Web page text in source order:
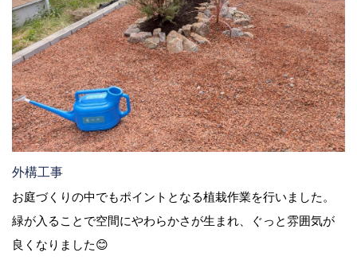
外構工事
お庭づくりの中でもポイントとなる植栽作業を行いました。
緑が入ることで空間にやわらかさが生まれ、ぐっと雰囲気が
良くなりました😊